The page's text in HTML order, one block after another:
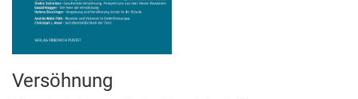
Versöhnung